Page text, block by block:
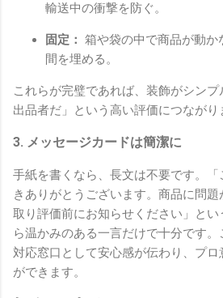
輸送中の衝撃を防ぐ。
固定： 箱や袋の中で商品が動
間を埋める。
これらが完璧であれば、装飾がシン
出品者だ」という高い評価につながり
3. メッセージカードは簡潔に
手紙を書くなら、長文は不要です。
きありがとうございます。商品に問
取り評価前にお知らせください」と
ら温かみのある一言だけで十分です
対応窓口として安心感が伝わり、プロ
ができます。